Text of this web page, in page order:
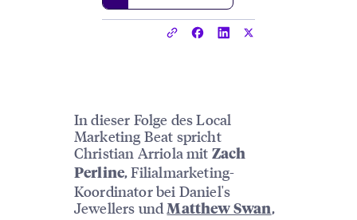
In dieser Folge des Local
Marketing Beat spricht
Christian Arriola mit Zach
Perline, Filialmarketing-
Koordinator bei Daniel's
Jewellers und Matthew Swan,